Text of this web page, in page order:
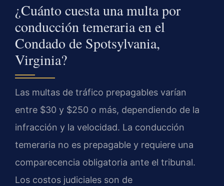
¿Cuánto cuesta una multa por
conducción temeraria en el
Condado de Spotsylvania,
Virginia?
Las multas de tráfico prepagables varían
entre $30 y $250 o más, dependiendo de la
infracción y la velocidad. La conducción
temeraria no es prepagable y requiere una
comparecencia obligatoria ante el tribunal.
Los costos judiciales son de